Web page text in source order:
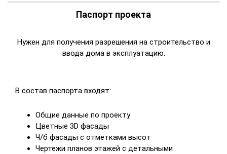
Паспорт проекта
Нужен для получения разрешения на строительство и
ввода дома в эксплуатацию.
В состав паспорта входят:
Общие данные по проекту
Цветные 3D фасады
Ч/б фасады с отметками высот
Чертежи планов этажей с детальными